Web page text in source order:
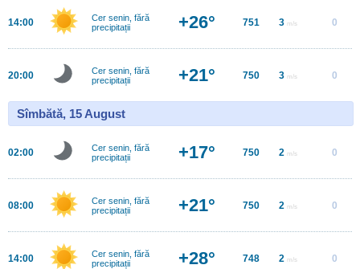
14:00
Cer senin, fără
precipitații
+26° 751 3 m/s 0
20:00
Cer senin, fără
precipitații
+21° 750 3 m/s 0
Sîmbătă, 15 August
02:00
Cer senin, fără
precipitații
+17° 750 2 m/s 0
08:00
Cer senin, fără
precipitații
+21° 750 2 m/s 0
14:00
Cer senin, fără
precipitații
+28° 748 2 m/s 0